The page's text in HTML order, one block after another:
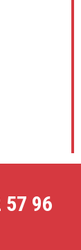
57 96